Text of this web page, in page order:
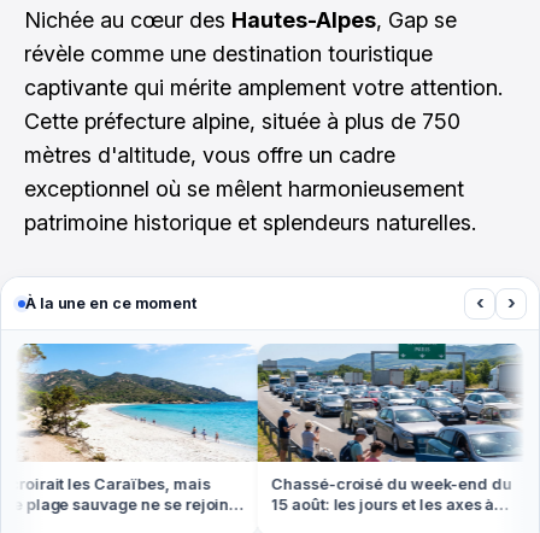
Nichée au cœur des Hautes-Alpes, Gap se
révèle comme une destination touristique
captivante qui mérite amplement votre attention.
Cette préfecture alpine, située à plus de 750
mètres d'altitude, vous offre un cadre
exceptionnel où se mêlent harmonieusement
patrimoine historique et splendeurs naturelles.
À la une en ce moment ‹ ›
les Caraïbes, mais
plage sauvage ne se rejoint
Chassé-croisé du week-end du
15 août: les jours et les axes à